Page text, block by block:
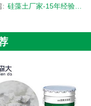
: 硅藻土厂家-15年经验技术顾问 1V1指导-[森大硅藻土]